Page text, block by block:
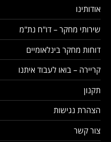
אודותינו
שירותי מחקר – דו"ח נת"מ
דוחות מחקר בינלאומיים
קריירה – בואו לעבוד איתנו
תקנון
הצהרת נגישות
צור קשר